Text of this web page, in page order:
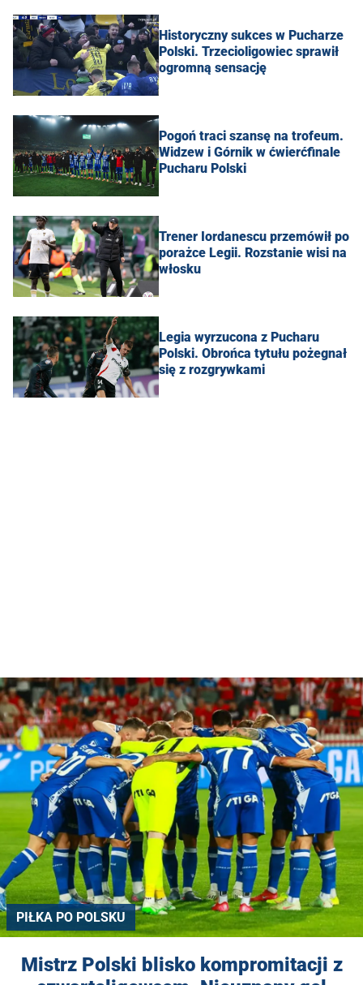
Historyczny sukces w Pucharze
Polski. Trzecioligowiec sprawił
ogromną sensację
Pogoń traci szansę na trofeum.
Widzew i Górnik w ćwierćfinale
Pucharu Polski
Trener Iordanescu przemówił po
porażce Legii. Rozstanie wisi na
włosku
Legia wyrzucona z Pucharu
Polski. Obrońca tytułu pożegnał
się z rozgrywkami
PIŁKA PO POLSKU
Mistrz Polski blisko kompromitacji z